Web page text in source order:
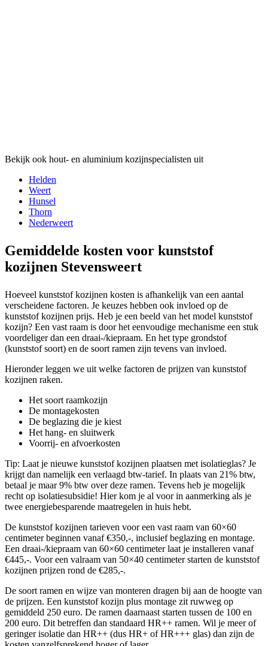
Bekijk ook hout- en aluminium kozijnspecialisten uit
Helden
Weert
Hunsel
Thorn
Nederweert
Gemiddelde kosten voor kunststof
kozijnen Stevensweert
Hoeveel kunststof kozijnen kosten is afhankelijk van een aantal
verscheidene factoren. Je keuzes hebben ook invloed op de
kunststof kozijnen prijs. Heb je een beeld van het model kunststof
kozijn? Een vast raam is door het eenvoudige mechanisme een stuk
voordeliger dan een draai-/kiepraam. En het type grondstof
(kunststof soort) en de soort ramen zijn tevens van invloed.
Hieronder leggen we uit welke factoren de prijzen van kunststof
kozijnen raken.
Het soort raamkozijn
De montagekosten
De beglazing die je kiest
Het hang- en sluitwerk
Voorrij- en afvoerkosten
Tip: Laat je nieuwe kunststof kozijnen plaatsen met isolatieglas? Je
krijgt dan namelijk een verlaagd btw-tarief. In plaats van 21% btw,
betaal je maar 9% btw over deze ramen. Tevens heb je mogelijk
recht op isolatiesubsidie! Hier kom je al voor in aanmerking als je
twee energiebesparende maatregelen in huis hebt.
De kunststof kozijnen tarieven voor een vast raam van 60×60
centimeter beginnen vanaf €350,-, inclusief beglazing en montage.
Een draai-/kiepraam van 60×60 centimeter laat je installeren vanaf
€445,-. Voor een valraam van 50×40 centimeter starten de kunststof
kozijnen prijzen rond de €285,-.
De soort ramen en wijze van monteren dragen bij aan de hoogte van
de prijzen. Een kunststof kozijn plus montage zit ruwweg op
gemiddeld 250 euro. De ramen daarnaast starten tussen de 100 en
200 euro. Dit betreffen dan standaard HR++ ramen. Wil je meer of
geringer isolatie dan HR++ (dus HR+ of HR+++ glas) dan zijn de